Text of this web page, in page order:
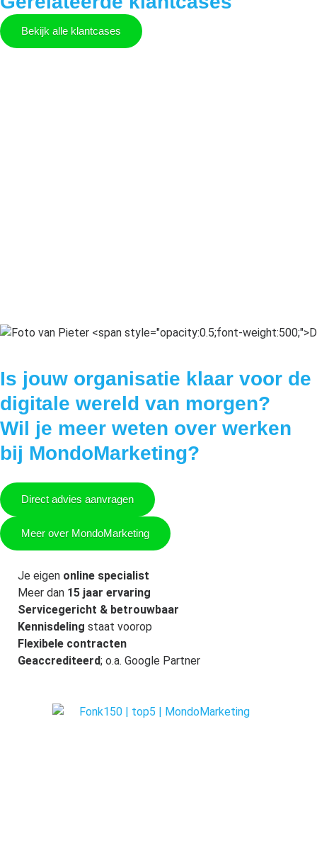
Bekijk alle klantcases
Is jouw organisatie klaar voor de
digitale wereld van morgen?
Wil je meer weten over werken
bij MondoMarketing?
Direct advies aanvragen
Meer over MondoMarketing
Je eigen online specialist
Meer dan 15 jaar ervaring
Servicegericht & betrouwbaar
Kennisdeling staat voorop
Flexibele contracten
Geaccrediteerd; o.a. Google Partner